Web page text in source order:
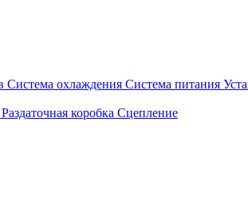
Система охлаждения Система питания
Раздаточная коробка Сцепление